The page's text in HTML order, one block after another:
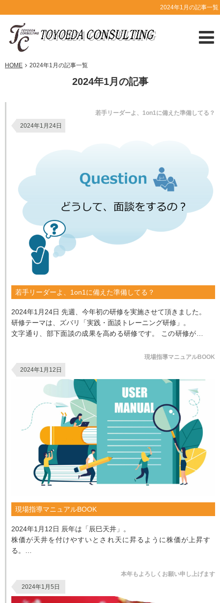
2024年1月の記事一覧
HOME 2024年1月の記事一覧
2024年1月の記事
若手リーダーよ、1on1に備えた準備してる？
2024年1月24日
若手リーダーよ、1on1に備えた準備してる？
2024年1月24日 先週、今年初の研修を実施させて頂きました。
研修テーマは、ズバリ「実践・面談トレーニング研修」。
文字通り、部下面談の成果を高める研修です。 この研修が誕生
現場指導マニュアルBOOK
2024年1月12日
現場指導マニュアルBOOK
2024年1月12日 辰年は「辰巳天井」。
株価が天井を付けやすいとされ天に昇るように株価が上昇す
る。
まさに、一昨日からバブル崩壊後の最高値を更新。...
本年もよろしくお願い申し上げます
2024年1月5日